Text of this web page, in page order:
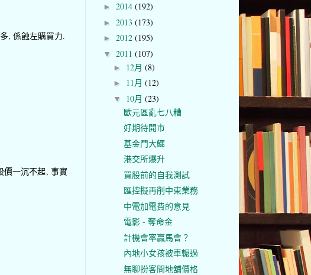
, 係蝕左購買力.
價一沉不起, 事實
► 2014 (192)
► 2013 (173)
► 2012 (195)
▼ 2011 (107)
► 12月 (8)
► 11月 (12)
▼ 10月 (23)
歐元區亂七八糟
好期待開市
基金鬥大鱷
港交所爆升
買股前的自我測試
匯控擬再削中東業務
中電加電費的意見
電影 - 奪命金
計機會率贏馬會？
內地小女孩被車輾過
無聊扮客問地舖價格